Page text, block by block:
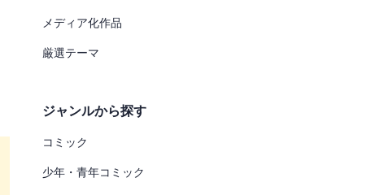
メディア化作品
厳選テーマ
ジャンルから探す
コミック
少年・青年コミック